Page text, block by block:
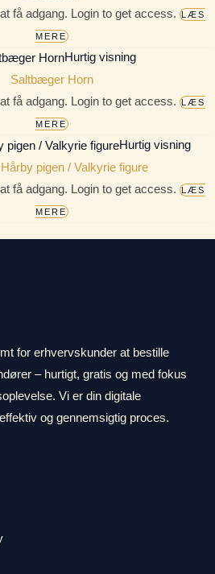
få adgang. Login to get access.
LÆS
MERE
Hurtig visning
Saltbæger Horn
få adgang. Login to get access.
LÆS
MERE
Hurtig visning
pigen / Valkyrie figure
få adgang. Login to get access.
LÆS
MERE
for erhvervskunder at bestille
– hurtigt, gratis og med fokus
Vi er din digitale
og gennemsigtig proces.